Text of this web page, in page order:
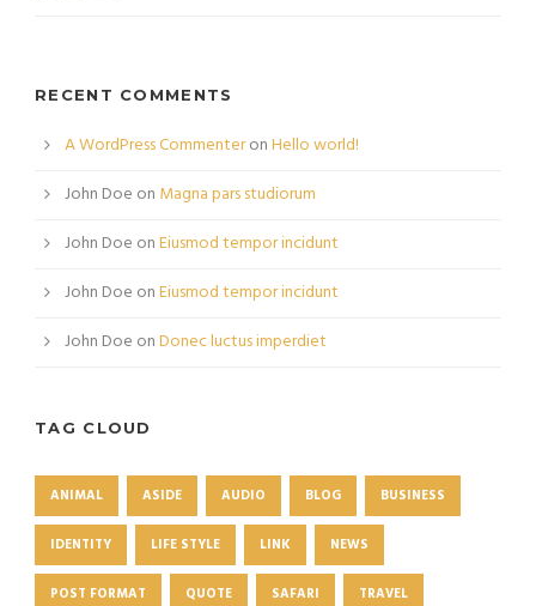
RECENT COMMENTS
A WordPress CommenteronHello world!
John Doe on Magna pars studiorum
John Doe onEiusmod tempor incidunt
John Doe onEiusmod tempor incidunt
John Doe onDonec luctus imperdiet
TAG CLOUD
ANIMAL ASIDE AUDIO BLOG BUSINESS
IDENTITY LIFE STYLE LINK NEWS
POST FORMAT QUOTE SAFARI TRAVEL